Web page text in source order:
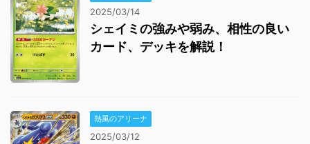
2025/03/14
シェイミの強みや弱み、相性の良い
カード、デッキを解説！
熱風のアリーナ
2025/03/12